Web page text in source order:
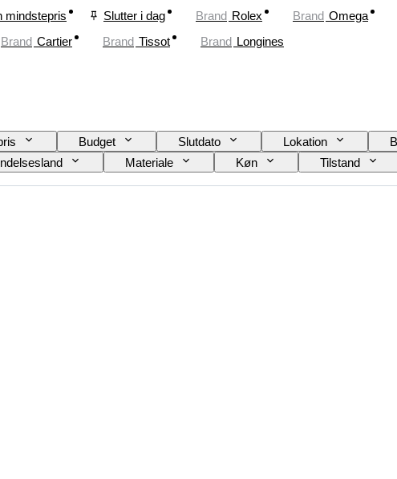
mindstepris Slutter i dag Brand Rolex Brand Omega
Brand Cartier Brand Tissot Brand Longines
Budget Slutdato Lokation
Materiale Køn Tilstand
Urværk Urremmens materiale Æra